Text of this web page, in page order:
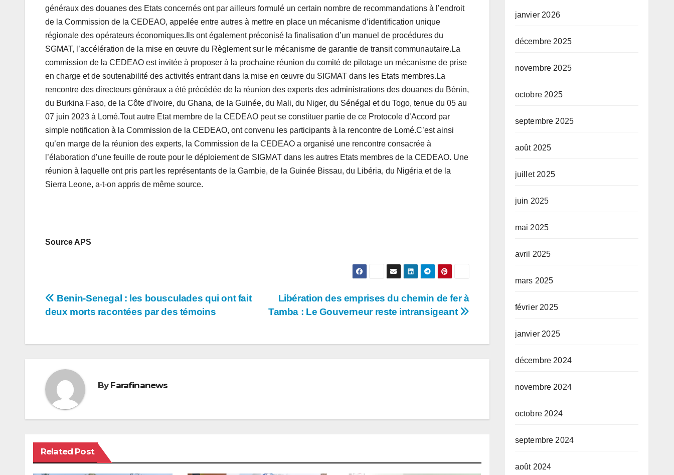
généraux des douanes des Etats concernés ont par ailleurs formulé un certain nombre de recommandations à l’endroit
de la Commission de la CEDEAO, appelée entre autres à mettre en place un mécanisme d’identification unique
régionale des opérateurs économiques.Ils ont également préconisé la finalisation d’un manuel de procédures du
SGMAT, l’accélération de la mise en œuvre du Règlement sur le mécanisme de garantie de transit communautaire.La
commission de la CEDEAO est invitée à proposer à la prochaine réunion du comité de pilotage un mécanisme de prise
en charge et de soutenabilité des activités entrant dans la mise en œuvre du SIGMAT dans les Etats membres.La
rencontre des directeurs généraux a été précédée de la réunion des experts des administrations des douanes du Bénin,
du Burkina Faso, de la Côte d’Ivoire, du Ghana, de la Guinée, du Mali, du Niger, du Sénégal et du Togo, tenue du 05 au
07 juin 2023 à Lomé.Tout autre Etat membre de la CEDEAO peut se constituer partie de ce Protocole d’Accord par
simple notification à la Commission de la CEDEAO, ont convenu les participants à la rencontre de Lomé.C’est ainsi
qu’en marge de la réunion des experts, la Commission de la CEDEAO a organisé une rencontre consacrée à
l’élaboration d’une feuille de route pour le déploiement de SIGMAT dans les autres Etats membres de la CEDEAO. Une
réunion à laquelle ont pris part les représentants de la Gambie, de la Guinée Bissau, du Libéria, du Nigéria et de la
Sierra Leone, a-t-on appris de même source.
Source APS
Navigation
l’article
Libération des emprises du chemin de fer à
Tamba : Le Gouverneur reste intransigeant
Benin-Senegal : les bousculades qui ont fait
deux morts racontées par des témoins
By Farafinanews
Related Post
janvier 2026
décembre 2025
novembre 2025
octobre 2025
septembre 2025
août 2025
juillet 2025
juin 2025
mai 2025
avril 2025
mars 2025
février 2025
janvier 2025
décembre 2024
novembre 2024
octobre 2024
septembre 2024
août 2024